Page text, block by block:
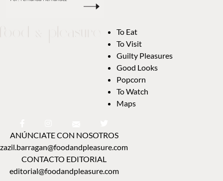
To Eat
To Visit
Guilty Pleasures
Good Looks
Popcorn
To Watch
Maps
ANÚNCIATE CON NOSOTROS
zazil.barragan@foodandpleasure.com
CONTACTO EDITORIAL
editorial@foodandpleasure.com